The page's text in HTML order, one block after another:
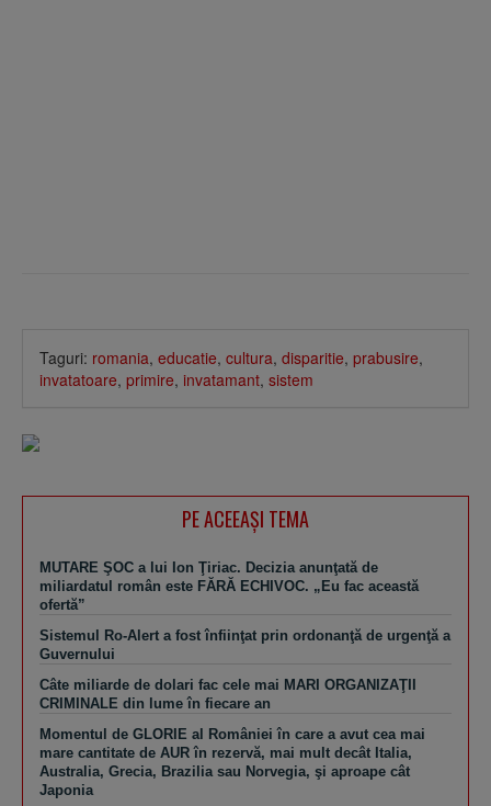
Taguri: romania, educatie, cultura, disparitie, prabusire,
invatatoare, primire, invatamant, sistem
PE ACEEAŞI TEMA
MUTARE ŞOC a lui Ion Ţiriac. Decizia anunţată de
miliardatul român este FĂRĂ ECHIVOC. „Eu fac această
ofertă”
Sistemul Ro-Alert a fost înfiinţat prin ordonanţă de urgenţă a
Guvernului
Câte miliarde de dolari fac cele mai MARI ORGANIZAŢII
CRIMINALE din lume în fiecare an
Momentul de GLORIE al României în care a avut cea mai
mare cantitate de AUR în rezervă, mai mult decât Italia,
Australia, Grecia, Brazilia sau Norvegia, şi aproape cât
Japonia